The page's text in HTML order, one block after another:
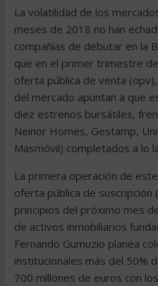
La volatilidad de los
meses de 2018 no han
compañías de debutar en la
que en el primer trimestre
oferta pública de venta
del mercado apuntan a que
diez estrenos bursátiles,
Neinor Homes, Gestamp,
Masmóvil) completados a lo
La primera operación de
oferta pública de
principios del próximo mes
de activos inmobiliarios
Fernando Gumuzio planea
institucionales más del 50%
700 millones de euros con